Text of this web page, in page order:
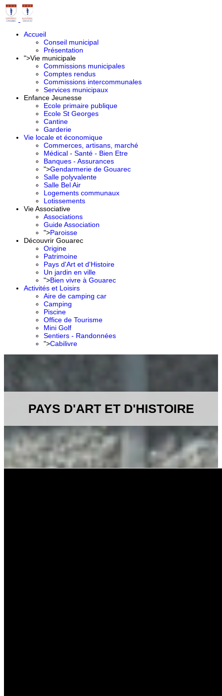
Accueil
Conseil municipal
Présentation
">Vie municipale
Commissions municipales
Comptes rendus
Commissions intercommunales
Services municipaux
Enfance Jeunesse
Ecole primaire publique
Ecole St Georges
Cantine
Garderie
Vie locale et économique
Commerces, artisans, marché
Médical - Santé - Bien Etre
Banques - Assurances
">Gendarmerie de Gouarec
Salle polyvalente
Salle Bel Air
Logements communaux
Lotissements
Vie Associative
Associations
Guide Association
">Paroisse
Découvrir Gouarec
Origine
Patrimoine
Pays d'Art et d'Histoire
Un jardin en ville
">Bien vivre à Gouarec
Activités et Loisirs
Aire de camping car
Camping
Piscine
Office de Tourisme
Mini Golf
Sentiers - Randonnées
">Cabilivre
PAYS D'ART ET D'HISTOIRE